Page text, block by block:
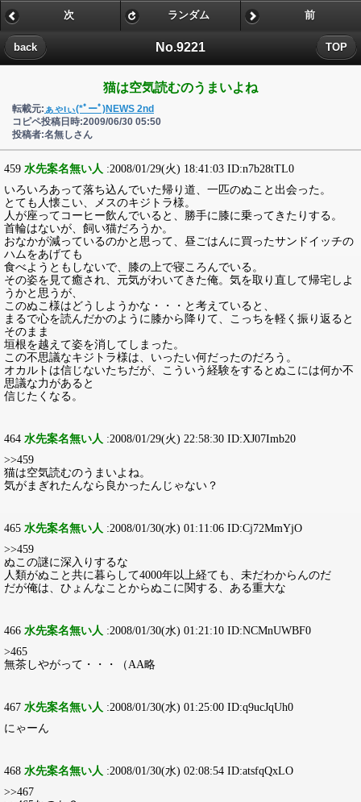
No.9221
back TOP
次 ランダム 前
猫は空気読むのうまいよね
転載元: ぁゃιぃ(*ﾟーﾟ)NEWS 2nd
コピペ投稿日時:2009/06/30 05:50
投稿者:名無しさん
459 水先案名無い人 :2008/01/29(火) 18:41:03 ID:n7b28tTL0
いろいろあって落ち込んでいた帰り道、一匹のぬこと出会った。
とても人懐こい、メスのキジトラ様。
人が座ってコーヒー飲んでいると、勝手に膝に乗ってきたりする。
首輪はないが、飼い猫だろうか。
おなかが減っているのかと思って、昼ごはんに買ったサンドイッチの
ハムをあげても
食べようともしないで、膝の上で寝ころんでいる。
その姿を見て癒され、元気がわいてきた俺。気を取り直して帰宅しよ
うかと思うが、
このぬこ様はどうしようかな・・・と考えていると、
まるで心を読んだかのように膝から降りて、こっちを軽く振り返ると
そのまま
垣根を越えて姿を消してしまった。
この不思議なキジトラ様は、いったい何だったのだろう。
オカルトは信じないたちだが、こういう経験をするとぬこには何か不
思議な力があると
信じたくなる。
464 水先案名無い人 :2008/01/29(火) 22:58:30 ID:XJ07Imb20
>>459
猫は空気読むのうまいよね。
気がまぎれたんなら良かったんじゃない？
465 水先案名無い人 :2008/01/30(水) 01:11:06 ID:Cj72MmYjO
>>459
ぬこの謎に深入りするな
人類がぬこと共に暮らして4000年以上経ても、未だわからんのだ
だが俺は、ひょんなことからぬこに関する、ある重大な
466 水先案名無い人 :2008/01/30(水) 01:21:10 ID:NCMnUWBF0
>465
無茶しやがって・・・（AA略
467 水先案名無い人 :2008/01/30(水) 01:25:00 ID:q9ucJqUh0
にゃーん
468 水先案名無い人 :2008/01/30(水) 02:08:54 ID:atsfqQxLO
>>467